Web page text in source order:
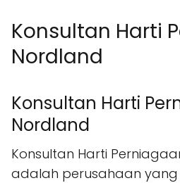
Konsultan Harti
Nordland
Konsultan Harti
Nordland
Konsultan Harti
adalah perusahaan